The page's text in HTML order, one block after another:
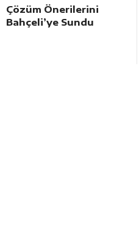
Çözüm Önerilerini
Bahçeli’ye Sundu